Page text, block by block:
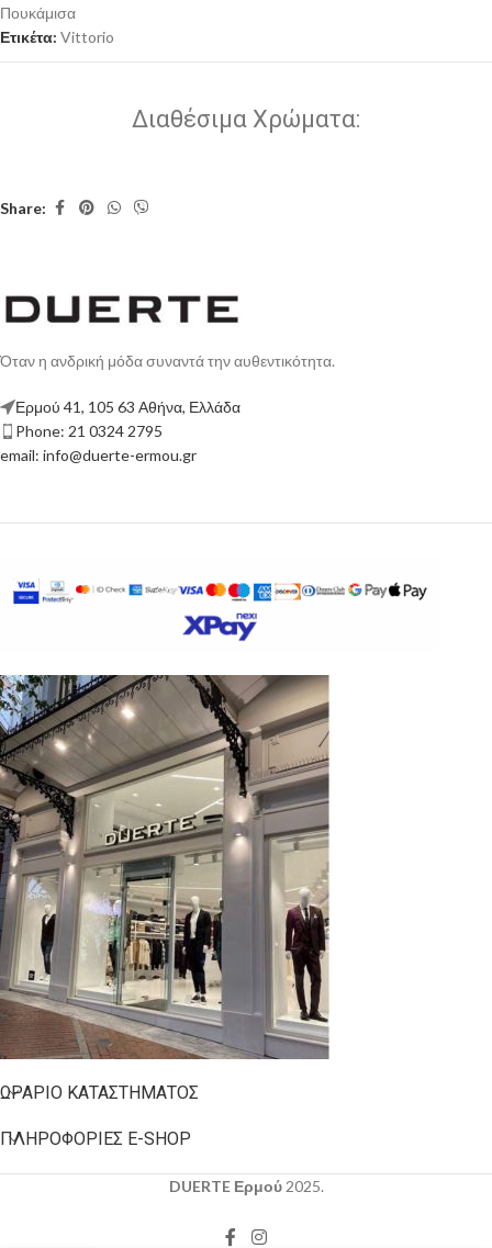
Πουκάμισα
Ετικέτα: Vittorio
Διαθέσιμα Χρώματα:
Share:
Όταν η ανδρική μόδα συναντά την αυθεντικότητα.
Ερμού 41, 105 63 Αθήνα, Ελλάδα
Phone: 21 0324 2795
email: info@duerte-ermou.gr
ΩΡΆΡΙΟ ΚΑΤΑΣΤΉΜΑΤΟΣ
ΠΛΗΡΟΦΟΡΊΕΣ E-SHOP
DUERTE Ερμού 2025.